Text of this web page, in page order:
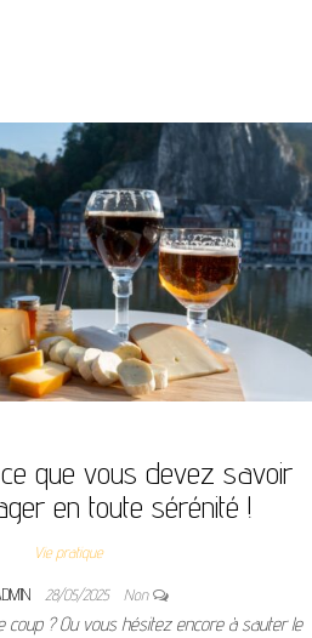
que vous devez savoir
en toute sérénité !
Vie pratique
28/05/2025 Non
coup ? Ou vous hésitez encore à sauter le